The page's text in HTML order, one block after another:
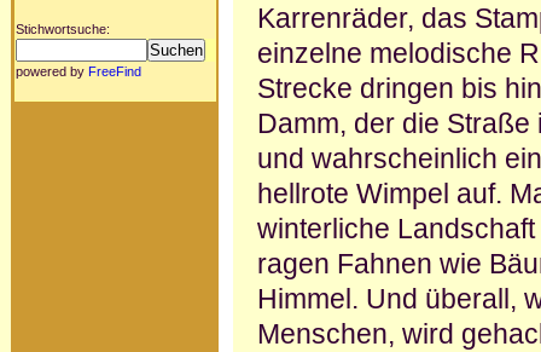
Stichwortsuche:
powered by FreeFind
Karrenräder, das
einzelne melodische
Strecke dringen bis
Damm, der die
und wahrscheinlich
hellrote Wimpel auf.
winterliche
ragen Fahnen wie
Himmel. Und überall,
Menschen, wird